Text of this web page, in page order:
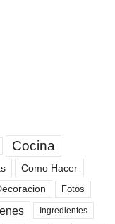
Cocina
Como Hacer
Fotos
Ingredientes